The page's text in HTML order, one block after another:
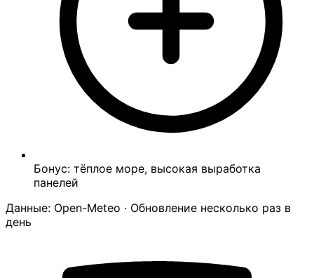
Бонус: тёплое море, высокая выработка
панелей
Данные: Open-Meteo · Обновление несколько раз в
день